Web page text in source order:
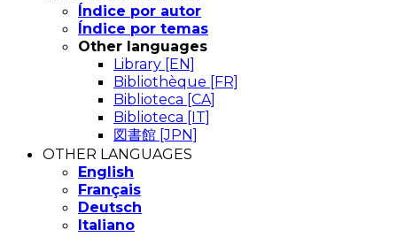
Índice por autor
Índice por temas
Other languages
Library [EN]
Bibliothèque [FR]
Biblioteca [CA]
Biblioteca [IT]
図書館 [JPN]
OTHER LANGUAGES
English
Français
Deutsch
Italiano